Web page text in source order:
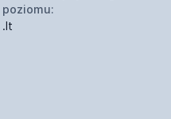
poziomu:
.lt